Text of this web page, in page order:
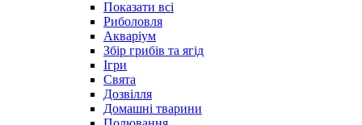
Показати всі
Риболовля
Акваріум
Збір грибів та ягід
Ігри
Свята
Дозвілля
Домашні тварини